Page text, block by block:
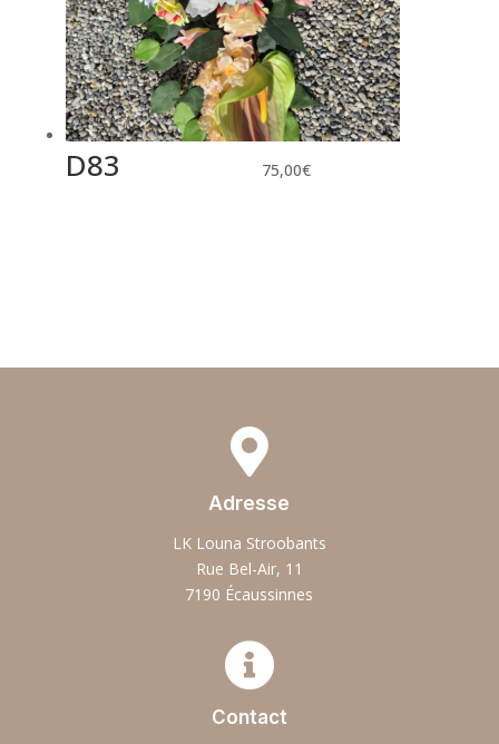
D83 75,00€

Adresse
LK Louna Stroobants
Rue Bel-Air, 11
7190 Écaussinnes

Contact